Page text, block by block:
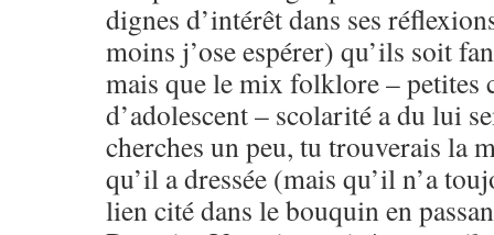
dignes d’intérêt dans ses
moins j’ose espérer) qu’ils soit
mais que le mix folklore – petites
d’adolescent – scolarité a du lui
cherches un peu, tu trouverais la
qu’il a dressée (mais qu’il n’a
lien cité dans le bouquin en